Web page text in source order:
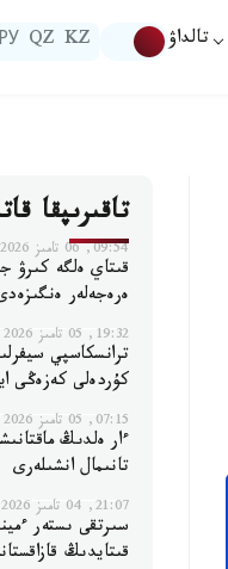
تالداۋ KZ
QZ
РУ
تاقىرىپقا
09:54, 06 تامىز 2026
قىتاي ەلگە كىرۋ
ەرەجەلەر
19:32, 05 تامىز 2026
ترانسكاسپي
كۇردەلى كەزەڭى
07:15, 05 تامىز 2026
ءار ەلدىڭ
تانىمال انشىلەرى
21:07, 04 تامىز 2026
سىرتقى ىستەر
قىتايدىڭ